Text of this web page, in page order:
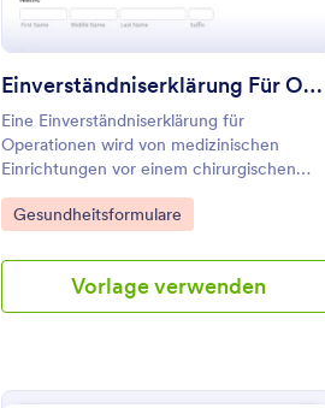
Einverständniserklärung Für Operationen
Eine Einverständniserklärung für
Operationen wird von medizinischen
Einrichtungen vor einem chirurgischen
Eingriff verwendet. Mit diesem Formular
wird die Kommunikation zwischen dem
Gesundheitsdienstleister gefördert, indem
ein informatives Dokument erstellt wird, in
dem das Verfahren, die mit dem Verfahren
eines Verzichts auf einen solchen
Go to Category:
Gesundheitsformulare
Vorlage verwenden